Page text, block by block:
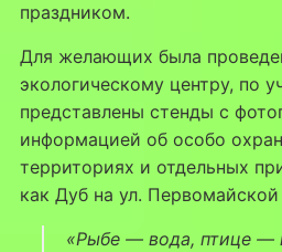
праздником.
Для желающих была
экологическому центру, по
представлены стенды с
информацией об особо
территориях и отдельных
как Дуб на ул.
«Рыбе — вода, птице —